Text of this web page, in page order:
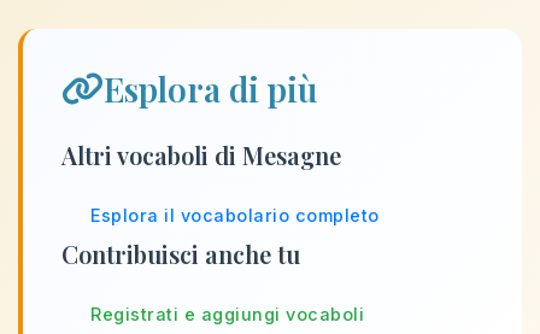
Esplora di più
Altri vocaboli di Mesagne
Esplora il vocabolario completo
Contribuisci anche tu
Registrati e aggiungi vocaboli